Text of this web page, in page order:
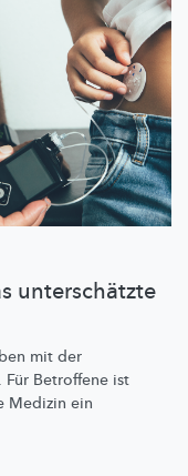
unterschätzte
mit der
Für Betroffene ist
Medizin ein